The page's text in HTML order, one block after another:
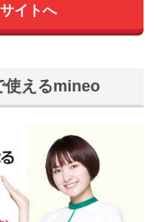
イトへ
使えるmineo